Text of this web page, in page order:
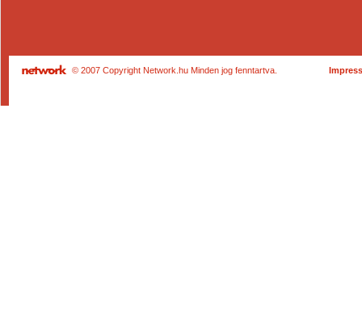
© 2007 Copyright Network.hu Minden jog fenntartva.